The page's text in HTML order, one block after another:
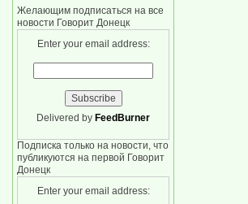
Желающим подписаться на все
новости Говорит Донецк
Enter your email address:
Delivered by FeedBurner
Подписка только на новости, что
публикуются на первой Говорит
Донецк
Enter your email address: